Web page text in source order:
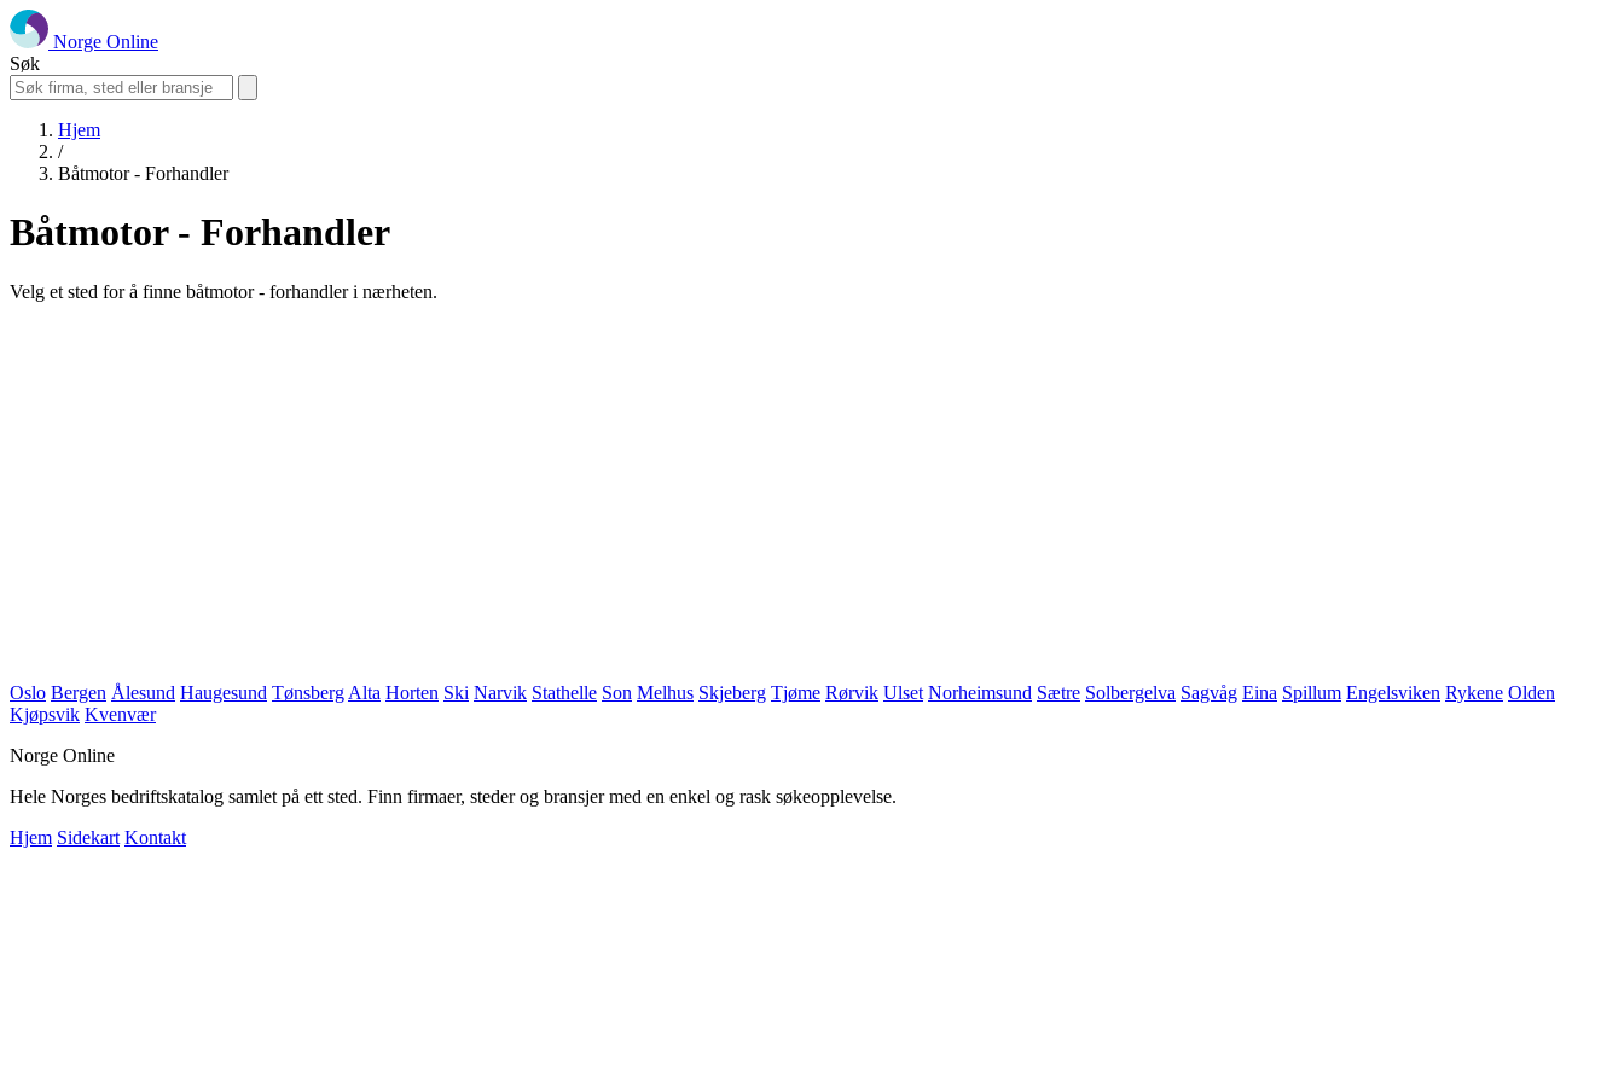
Norge Online
Søk
Hjem
/
Båtmotor - Forhandler
Båtmotor - Forhandler
Velg et sted for å finne båtmotor - forhandler i nærheten.
Oslo Bergen Ålesund Haugesund Tønsberg Alta Horten Ski Narvik Stathelle Son Melhus Skjeberg Tjøme Rørvik Ulset Norheimsund Sætre Solbergelva Sagvåg Eina Spillum Engelsviken Rykene Olden
Kjøpsvik Kvenvær
Norge Online
Hele Norges bedriftskatalog samlet på ett sted. Finn firmaer, steder og bransjer med en enkel og rask søkeopplevelse.
Hjem Sidekart Kontakt